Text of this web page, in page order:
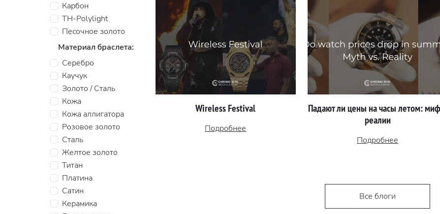
Карбон
TH-Polylight
Песочное золото
Материал браслета:
Серебро
Каучук
Золото / Сталь
Кожа
Кожа аллигатора
Розовое золото
Сталь
Желтое золото
Титан
Платина
Сатин
Керамика
Wireless Festival
Подробнее
Падают ли цены на часы летом:
реалии
Подробнее
Все блоги